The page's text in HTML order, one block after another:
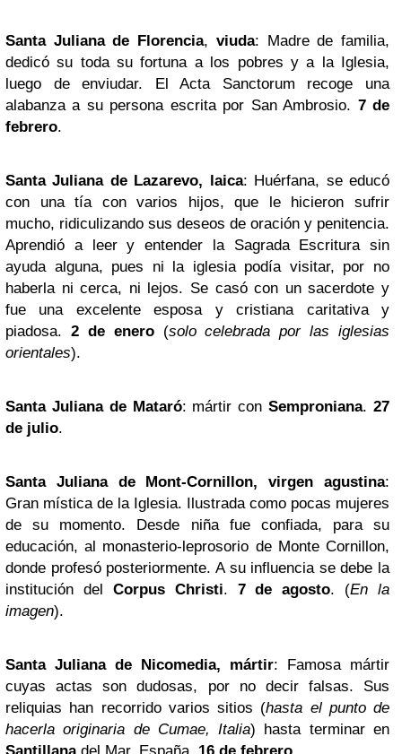
Santa Juliana de Florencia, viuda: Madre de familia,
dedicó su toda su fortuna a los pobres y a la Iglesia,
luego de enviudar. El Acta Sanctorum recoge una
alabanza a su persona escrita por San Ambrosio. 7 de
febrero.
Santa Juliana de Lazarevo, laica: Huérfana, se educó
con una tía con varios hijos, que le hicieron sufrir
mucho, ridiculizando sus deseos de oración y penitencia.
Aprendió a leer y entender la Sagrada Escritura sin
ayuda alguna, pues ni la iglesia podía visitar, por no
haberla ni cerca, ni lejos. Se casó con un sacerdote y
fue una excelente esposa y cristiana caritativa y
piadosa. 2 de enero (solo celebrada por las iglesias
orientales).
Santa Juliana de Mataró: mártir conSemproniana.27
de julio.
Santa Juliana de Mont-Cornillon, virgen agustina:
Gran mística de la Iglesia. Ilustrada como pocas mujeres
de su momento. Desde niña fue confiada, para su
educación, al monasterio-leprosorio de Monte Cornillon,
donde profesó posteriormente. A su influencia se debe la
institución del Corpus Christi. 7 de agosto. (En la
imagen).
Santa Juliana de Nicomedia, mártir: Famosa mártir
cuyas actas son dudosas, por no decir falsas. Sus
reliquias han recorrido varios sitios (hasta el punto de
hacerla originaria de Cumae, Italia) hasta terminar en